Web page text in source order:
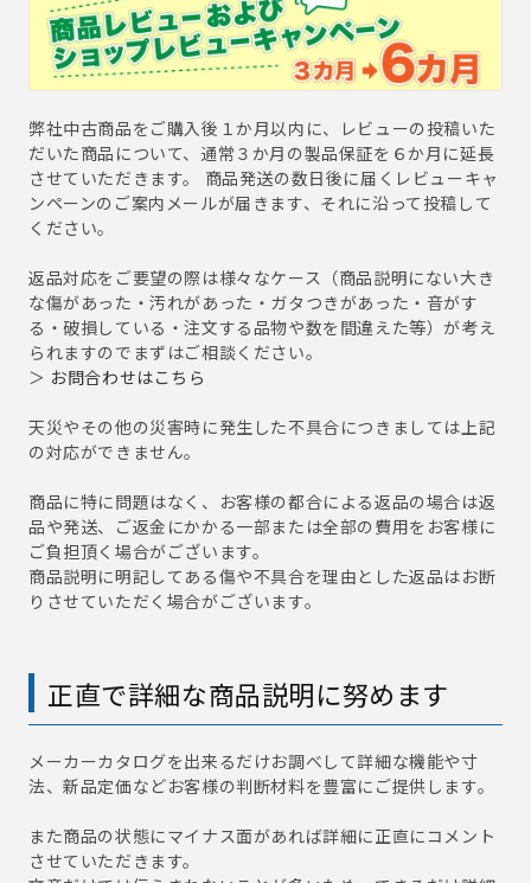
弊社中古商品をご購入後１か月以内に、レビューの投稿いた
だいた商品について、通常３か月の製品保証を６か月に延長
させていただきます。 商品発送の数日後に届くレビューキャ
ンペーンのご案内メールが届きます、それに沿って投稿して
ください。
返品対応をご要望の際は様々なケース（商品説明にない大き
な傷があった・汚れがあった・ガタつきがあった・音がす
る・破損している・注文する品物や数を間違えた等）が考え
られますのでまずはご相談ください。
＞ お問合わせはこちら
天災やその他の災害時に発生した不具合につきましては上記
の対応ができません。
商品に特に問題はなく、お客様の都合による返品の場合は返
品や発送、ご返金にかかる一部または全部の費用をお客様に
ご負担頂く場合がございます。
商品説明に明記してある傷や不具合を理由とした返品はお断
りさせていただく場合がございます。
正直で詳細な商品説明に努めます
メーカーカタログを出来るだけお調べして詳細な機能や寸
法、新品定価などお客様の判断材料を豊富にご提供します。
また商品の状態にマイナス面があれば詳細に正直にコメント
させていただきます。